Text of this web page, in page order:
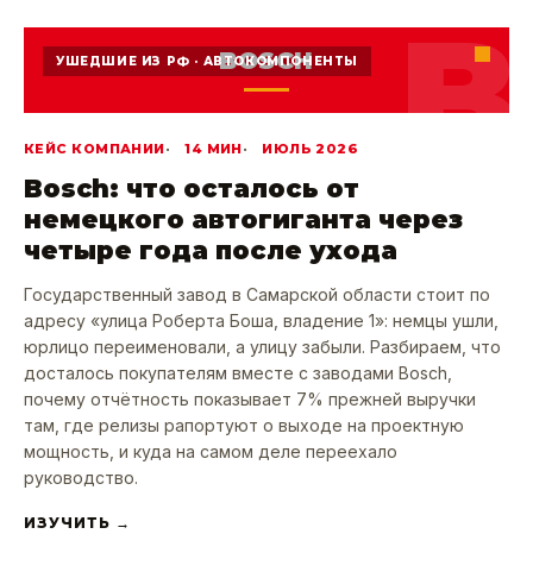
УШЕДШИЕ ИЗ РФ · АВТОКОМПОНЕНТЫ B
BOSCH
КЕЙС КОМПАНИИ 14 МИН ИЮЛЬ 2026
Bosch: что осталось от
немецкого автогиганта через
четыре года после ухода
Государственный завод в Самарской области стоит по
адресу «улица Роберта Боша, владение 1»: немцы ушли,
юрлицо переименовали, а улицу забыли. Разбираем, что
досталось покупателям вместе с заводами Bosch,
почему отчётность показывает 7% прежней выручки
там, где релизы рапортуют о выходе на проектную
мощность, и куда на самом деле переехало
руководство.
ИЗУЧИТЬ →